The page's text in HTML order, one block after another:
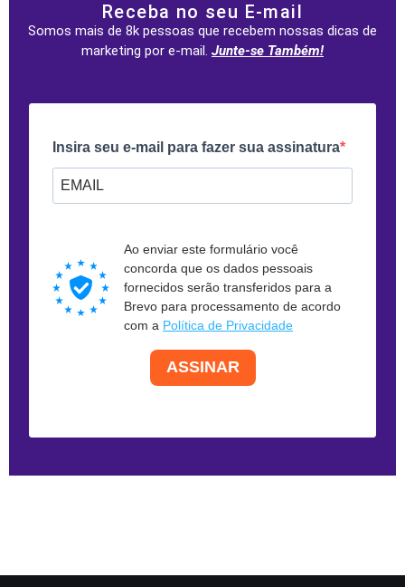
Receba no seu E-mail
Somos mais de 8k pessoas que recebem nossas dicas de
marketing por e-mail. Junte-se Também!
Insira seu e-mail para fazer sua assinatura
Ao enviar este formulário você
concorda que os dados pessoais
fornecidos serão transferidos para a
Brevo para processamento de acordo
com a Política de Privacidade
ASSINAR